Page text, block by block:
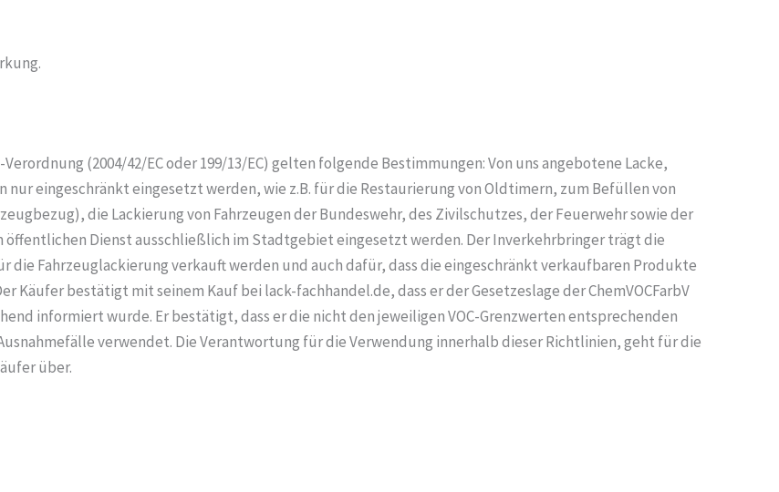
Verordnung (2004/42/EC oder 199/13/EC) gelten folgende Bestimmungen: Von uns angebotene Lacke,
eingeschränkt eingesetzt werden, wie z.B. für die Restaurierung von Oldtimern, zum Befüllen von
die Lackierung von Fahrzeugen der Bundeswehr, des Zivilschutzes, der Feuerwehr sowie der
Dienst ausschließlich im Stadtgebiet eingesetzt werden. Der Inverkehrbringer trägt die
die Fahrzeuglackierung verkauft werden und auch dafür, dass die eingeschränkt verkaufbaren Produkte
Käufer bestätigt mit seinem Kauf bei lack-fachhandel.de, dass er der Gesetzeslage der ChemVOCFarbV
informiert wurde. Er bestätigt, dass er die nicht den jeweiligen VOC-Grenzwerten entsprechenden
verwendet. Die Verantwortung für die Verwendung innerhalb dieser Richtlinien, geht für die
über.